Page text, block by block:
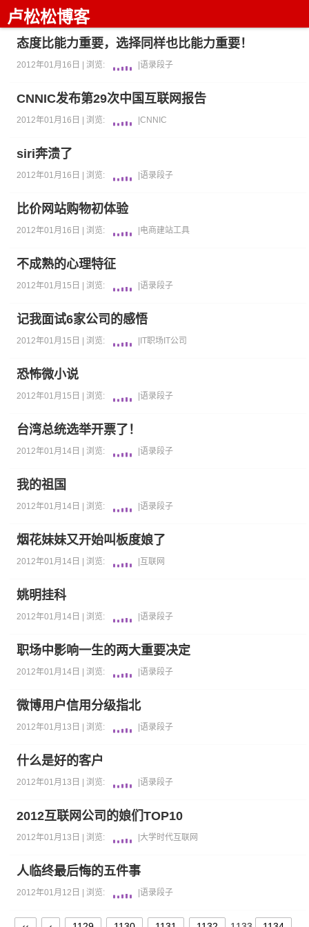
卢松松博客
态度比能力重要，选择同样也比能力重要！
2012年01月16日 | 浏览: |语录段子
CNNIC发布第29次中国互联网报告
2012年01月16日 | 浏览: |CNNIC
siri奔溃了
2012年01月16日 | 浏览: |语录段子
比价网站购物初体验
2012年01月16日 | 浏览: 电商建站工具
不成熟的心理特征
2012年01月15日 | 浏览: |语录段子
记我面试6家公司的感悟
2012年01月15日 | 浏览: IT职场 IT公司
恐怖微小说
2012年01月15日 | 浏览: |语录段子
台湾总统选举开票了！
2012年01月14日 | 浏览: |语录段子
我的祖国
2012年01月14日 | 浏览: |语录段子
烟花妹妹又开始叫板度娘了
2012年01月14日 | 浏览: 互联网
姚明挂科
2012年01月14日 | 浏览: |语录段子
职场中影响一生的两大重要决定
2012年01月14日 | 浏览: |语录段子
微博用户信用分级指北
2012年01月13日 | 浏览: |语录段子
什么是好的客户
2012年01月13日 | 浏览: |语录段子
2012互联网公司的娘们TOP10
2012年01月13日 | 浏览: |大学时代互联网
人临终最后悔的五件事
2012年01月12日 | 浏览: |语录段子